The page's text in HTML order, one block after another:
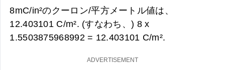
8mC/in²のクーロン/平方メートル値は、
12.403101 C/m². (すなわち、) 8 x
1.5503875968992 = 12.403101 C/m².